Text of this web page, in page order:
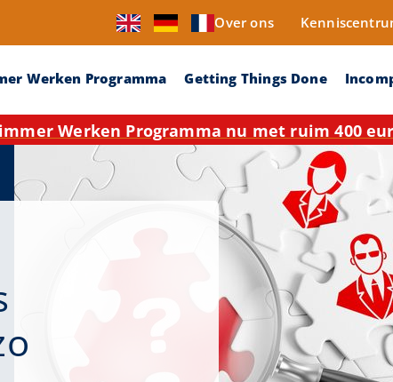
Over ons
Werken Programma Getting Things Done
Werken Programma nu met ruim 400